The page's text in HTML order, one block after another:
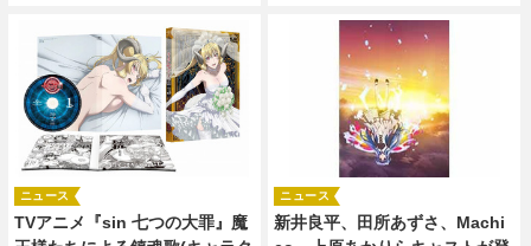
TVアニメ『sin 七つの大罪』魔
ニュース
新井良平、田所あずさ、Machi
ニュース